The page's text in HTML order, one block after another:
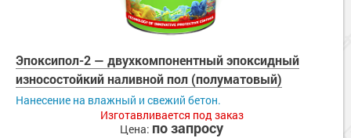
Эпоксипол-2 — двухкомпонентный эпоксидный
износостойкий наливной пол (полуматовый)
Нанесение на влажный и свежий бетон.
Изготавливается под заказ
Цена: по запросу